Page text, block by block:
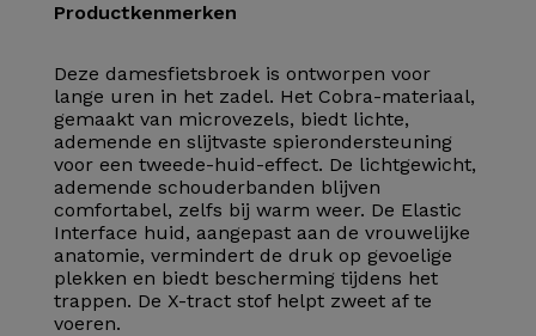
Productkenmerken
Deze damesfietsbroek is ontworpen voor
lange uren in het zadel. Het Cobra-materiaal,
gemaakt van microvezels, biedt lichte,
ademende en slijtvaste spierondersteuning
voor een tweede-huid-effect. De lichtgewicht,
ademende schouderbanden blijven
comfortabel, zelfs bij warm weer. De Elastic
Interface huid, aangepast aan de vrouwelijke
anatomie, vermindert de druk op gevoelige
plekken en biedt bescherming tijdens het
trappen. De X-tract stof helpt zweet af te
voeren.